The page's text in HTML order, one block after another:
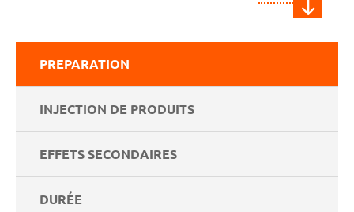
PREPARATION
INJECTION DE PRODUITS
EFFETS SECONDAIRES
DURÉE